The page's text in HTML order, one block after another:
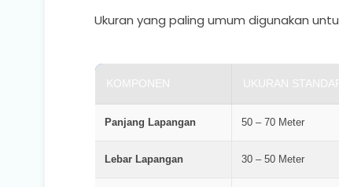
Ukuran yang paling umum digunakan
KOMPONEN UKURAN
Panjang Lapangan 50 – 70 Meter
Lebar Lapangan 30 – 50 Meter